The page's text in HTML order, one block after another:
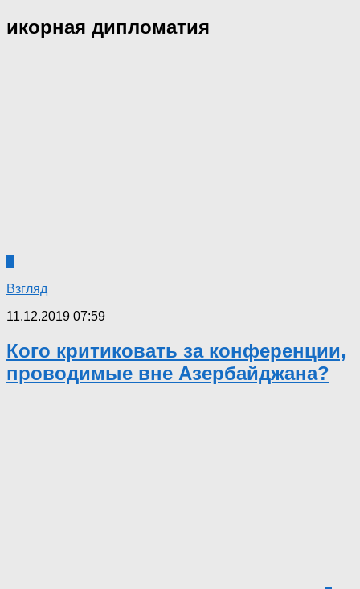
икорная дипломатия
Взгляд
11.12.2019 07:59
Кого критиковать за конференции,
проводимые вне Азербайджана?